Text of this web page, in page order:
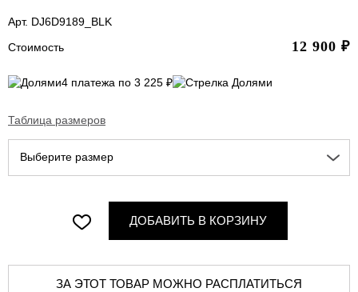
Арт. DJ6D9189_BLK
Стоимость
12 900 ₽
4 платежа по 3 225 ₽
Таблица размеров
Выберите размер
ДОБАВИТЬ В КОРЗИНУ
ЗА ЭТОТ ТОВАР МОЖНО РАСПЛАТИТЬСЯ